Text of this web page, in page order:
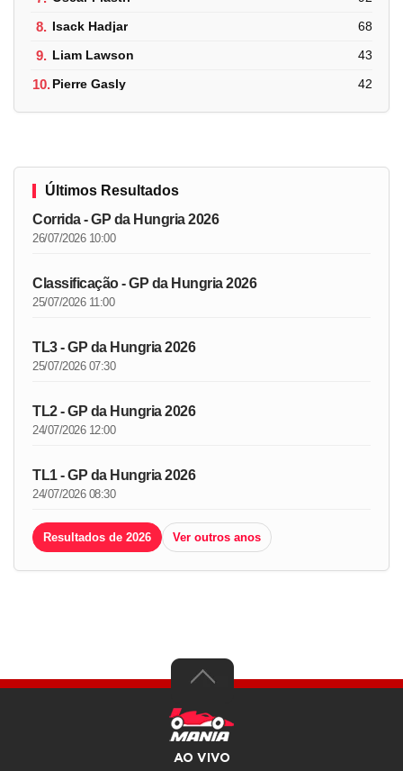
8. Isack Hadjar 68
9. Liam Lawson 43
10.Pierre Gasly 42
Últimos Resultados
Corrida - GP da Hungria 2026
26/07/2026 10:00
Classificação - GP da Hungria 2026
25/07/2026 11:00
TL3 - GP da Hungria 2026
25/07/2026 07:30
TL2 - GP da Hungria 2026
24/07/2026 12:00
TL1 - GP da Hungria 2026
24/07/2026 08:30
Resultados de 2026 Ver outros anos
AO VIVO